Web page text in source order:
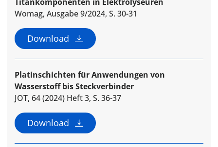
Womag, Ausgabe 9/2024, S. 30-31
Download
Platinschichten für Anwendungen von
Wasserstoff bis Steckverbinder
JOT, 64 (2024) Heft 3, S. 36-37
Download